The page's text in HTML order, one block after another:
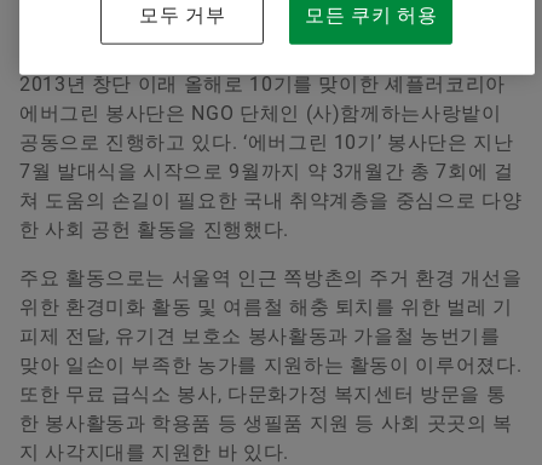
Younsun Joo
Communication and Branding Schaeffler Korea
+82 2 311 3070
info.kr@schaeffler.com
단식을 지난 24일 셰플러코리아 여의도 사무소에서 진행
2013년 창단 이래 올해로 10기를 맞이한 셰플러코리아
에버그린 봉사단은 NGO 단체인 (사)함께하는사랑밭이
공동으로 진행하고 있다. ‘에버그린 10기’ 봉사단은 지난
7월 발대식을 시작으로 9월까지 약 3개월간 총 7회에 걸
쳐 도움의 손길이 필요한 국내 취약계층을 중심으로 다양
한 사회 공헌 활동을 진행했다.
주요 활동으로는 서울역 인근 쪽방촌의 주거 환경 개선을
위한 환경미화 활동 및 여름철 해충 퇴치를 위한 벌레 기
피제 전달, 유기견 보호소 봉사활동과 가을철 농번기를
맞아 일손이 부족한 농가를 지원하는 활동이 이루어졌다.
또한 무료 급식소 봉사, 다문화가정 복지센터 방문을 통
한 봉사활동과 학용품 등 생필품 지원 등 사회 곳곳의 복
지 사각지대를 지원한 바 있다.
모두 거부 모든 쿠키 허용